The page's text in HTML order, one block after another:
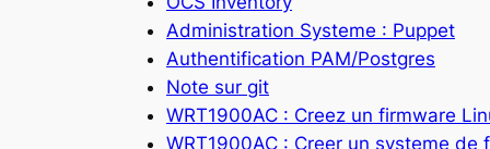
Administration Systeme : Puppet
Authentification PAM/Postgres
Note sur git
WRT1900AC : Creez un firmware
WRT1900AC : Creer un systeme de